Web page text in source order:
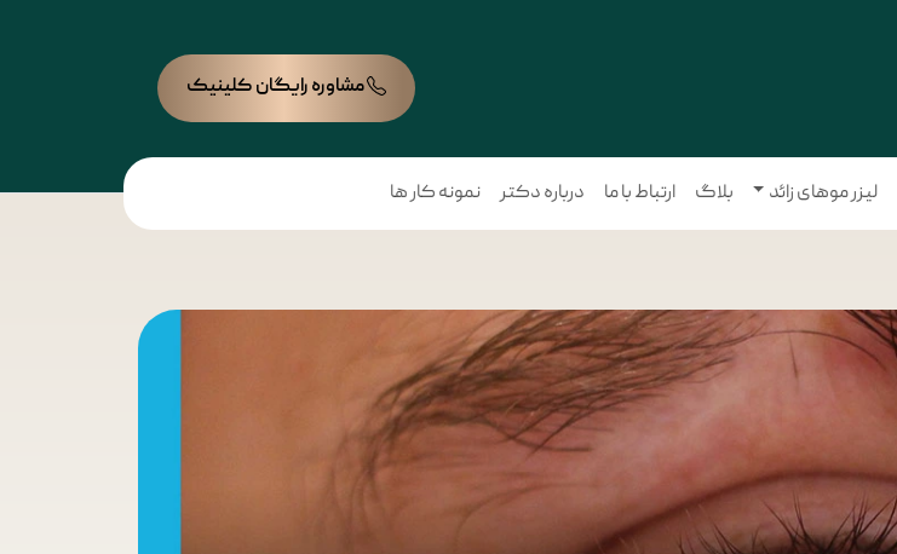
مشاوره رایگان کلینیک
لیزر موهای زائد بلاگ ارتباط با ما درباره دکتر نمونه کار ها